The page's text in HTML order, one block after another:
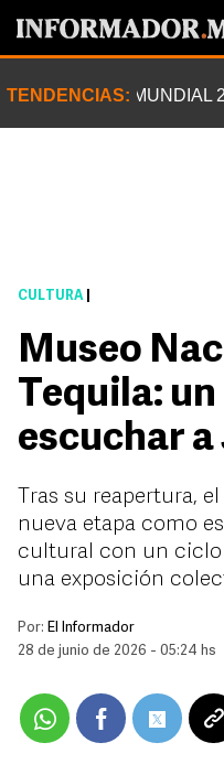
TENDENCIAS: MUNDIAL
CULTURA
Museo
Tequila:
escuchar
Tras su reapertura,
nueva etapa como
cultural con un
una exposición
Por: El Informador
28 de junio de 2026 - 05:24 hs